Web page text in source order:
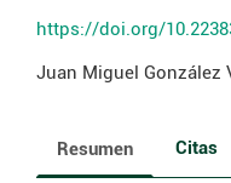
https://doi.org/
Juan Miguel González
Resumen Citas